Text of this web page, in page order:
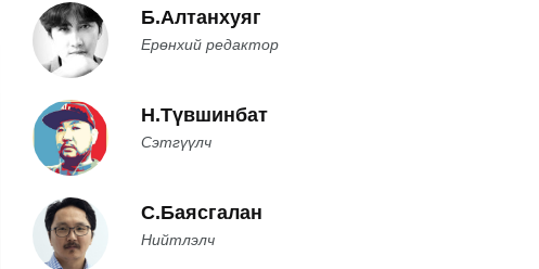
Б.Алтанхуяг
Ерөнхий редактор
Н.Түвшинбат
Сэтгүүлч
С.Баясгалан
Нийтлэлч